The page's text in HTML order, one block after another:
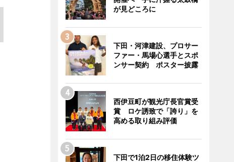
が見どころに
下田・河津建設、プロサー
ファー・馬場心選手とスポ
ンサー契約 ポスター披露
西伊豆町が観光庁長官賞受
賞 ロケ誘致で「誇り」を
高める取り組み評価
下田で1泊2日の移住体験ツ